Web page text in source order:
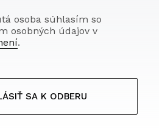
osoba súhlasím so
osobných údajov v
.
SA K ODBERU